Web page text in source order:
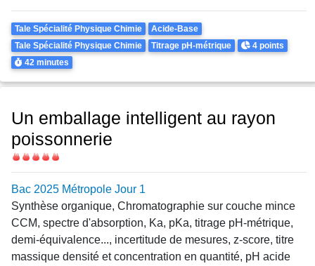
Theme
Tale Spécialité Physique Chimie
Acide-Base
Tale Spécialité Physique Chimie
Titrage pH-métrique Points
4 points
Durée
42 minutes
Un emballage intelligent au rayon
poissonnerie
Difficulté
Bac 2025 Métropole Jour 1
Synthèse organique, Chromatographie sur couche mince
CCM, spectre d'absorption, Ka, pKa, titrage pH-métrique,
demi-équivalence..., incertitude de mesures, z-score, titre
massique densité et concentration en quantité, pH acide